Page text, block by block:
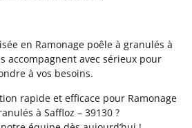
en Ramonage poêle à granulés à
accompagnent avec sérieux pour
à vos besoins.
rapide et efficace pour Ramonage
à Saffloz – 39130 ?